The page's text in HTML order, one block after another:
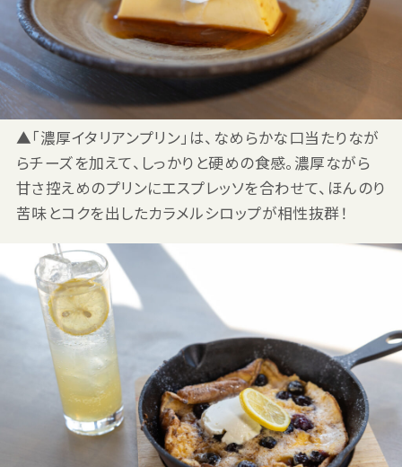
▲「濃厚イタリアンプリン」は、なめらかな口当たりなが
らチーズを加えて、しっかりと硬めの食感。濃厚ながら
甘さ控えめのプリンにエスプレッソを合わせて、ほんのり
苦味とコクを出したカラメルシロップが相性抜群！